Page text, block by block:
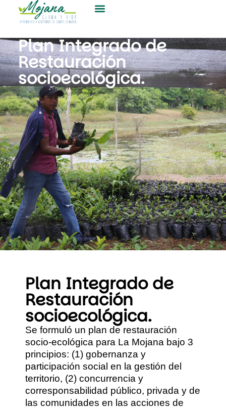
Plan Integrado de
Restauración
socioecológica.
Plan Integrado de
Restauración
socioecológica.
Se formuló un plan de restauración
socio-ecológica para La Mojana bajo 3
principios: (1) gobernanza y
participación social en la gestión del
territorio, (2) concurrencia y
corresponsabilidad público, privada y de
las comunidades en las acciones de